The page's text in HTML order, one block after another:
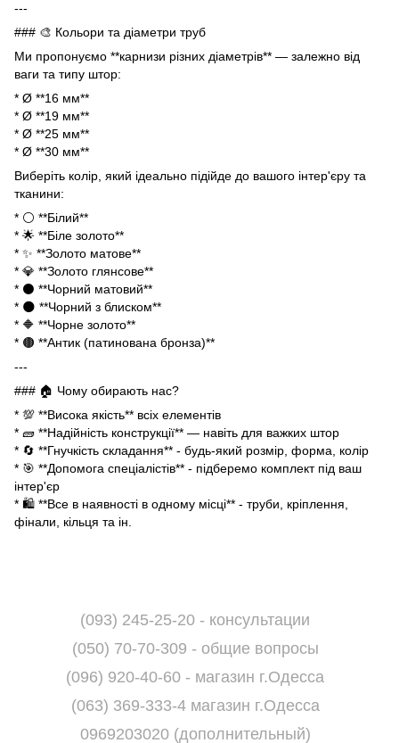
---
### 🎨 Кольори та діаметри труб
Ми пропонуємо **карнизи різних діаметрів** — залежно від
ваги та типу штор:
* Ø **16 мм**
* Ø **19 мм**
* Ø **25 мм**
* Ø **30 мм**
Виберіть колір, який ідеально підійде до вашого інтер'єру та
тканини:
* ⚪ **Білий**
* 🌟 **Біле золото**
* ✨ **Золото матове**
* 💎 **Золото глянсове**
* ⚫ **Чорний матовий**
* 🌑 **Чорний з блиском**
* 🔶 **Чорне золото**
* 🟤 **Антик (патинована бронза)**
---
### 🏠 Чому обирають нас?
* 💯 **Висока якість** всіх елементів
* 🧱 **Надійність конструкції** — навіть для важких штор
* 🔄 **Гнучкість складання** - будь-який розмір, форма, колір
* 🎯 **Допомога спеціалістів** - підберемо комплект під ваш
інтер'єр
* 🛍 **Все в наявності в одному місці** - труби, кріплення,
фінали, кільця та ін.
(093) 245-25-20 - консультации
(050) 70-70-309 - общие вопросы
(096) 920-40-60 - магазин г.Одесса
(063) 369-333-4 магазин г.Одесса
0969203020 (дополнительный)